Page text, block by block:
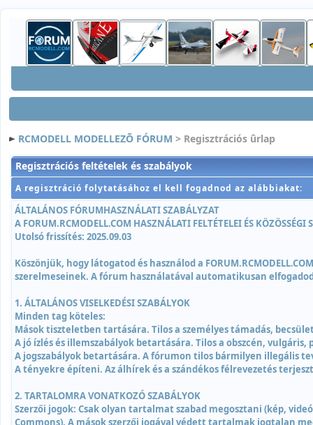
RCMODELL MODELLEZÕ FÓRUM > Regisztrációs ûrlap
Regisztrációs feltételek és szabályok
A regisztráció folytatásához el kell fogadnod az alábbiakat:
ÁLTALÁNOS FÓRUMHASZNÁLATI SZABÁLYZAT
A FORUM.RCMODELL.COM HASZNÁLATI FELTÉTELEI ÉS KÖZÖSSÉGI
Utolsó frissítés: 2025.09.03
Köszönjük, hogy látogatod és használod a
szerelmeseinek. A fórum használatával automatikusan
1. ÁLTALÁNOS VISELKEDÉSI SZABÁLYOK
Minden tag köteles:
Mások tiszteletben tartására. Tilos a személyes támadás,
A jó ízlés és illemszabályok betartására. Tilos a obszcén,
A jogszabályok betartására. A fórumon tilos bármilyen illegális
A tényekre építeni. Az álhírek és a szándékos félrevezetés
2. TARTALOMRA VONATKOZÓ SZABÁLYOK
Szerzői jogok: Csak olyan tartalmat szabad megosztani (kép,
Commons). A mások szerzői jogával védett tartalmak jogtalan